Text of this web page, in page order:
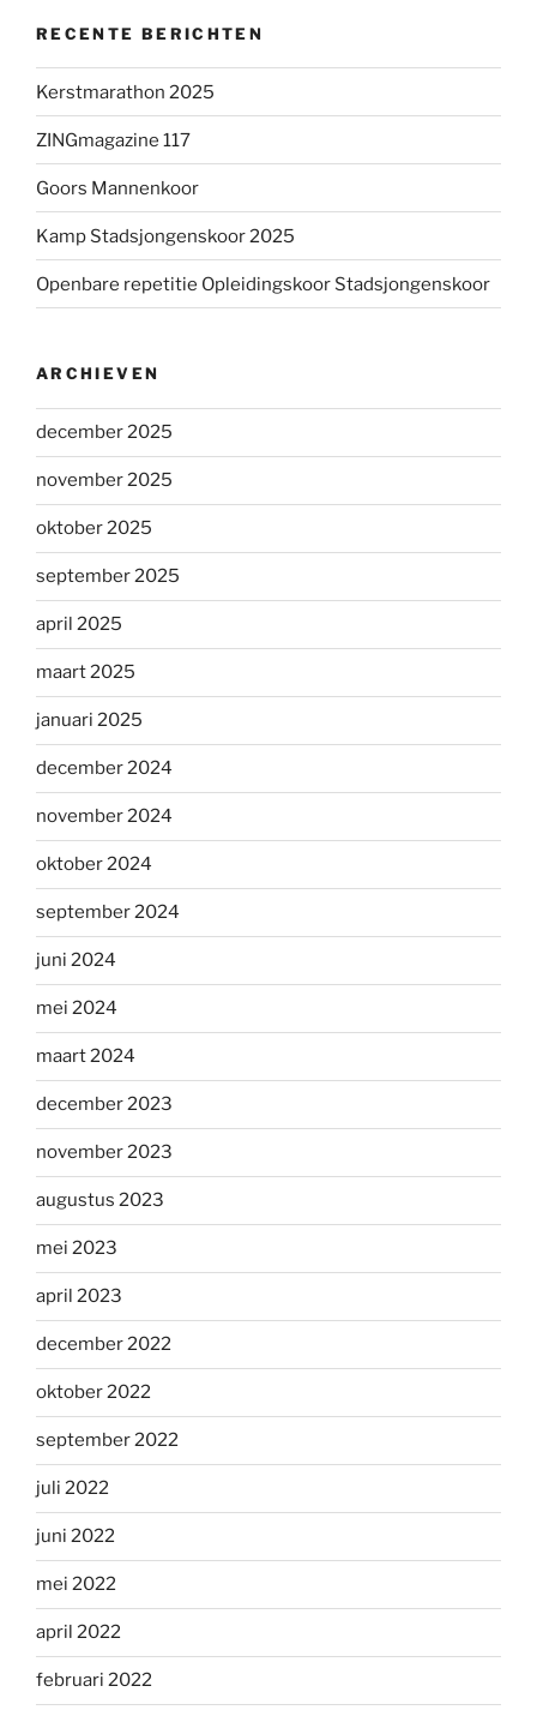
RECENTE BERICHTEN
Kerstmarathon 2025
ZINGmagazine 117
Goors Mannenkoor
Kamp Stadsjongenskoor 2025
Openbare repetitie Opleidingskoor Stadsjongenskoor
ARCHIEVEN
december 2025
november 2025
oktober 2025
september 2025
april 2025
maart 2025
januari 2025
december 2024
november 2024
oktober 2024
september 2024
juni 2024
mei 2024
maart 2024
december 2023
november 2023
augustus 2023
mei 2023
april 2023
december 2022
oktober 2022
september 2022
juli 2022
juni 2022
mei 2022
april 2022
februari 2022